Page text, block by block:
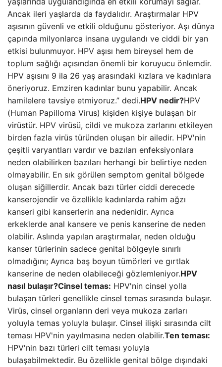
Ancak ileri yaşlarda da faydalıdır. Araştırmalar HPV
aşısının güvenli ve etkili olduğunu gösteriyor. Aşı dünya
çapında milyonlarca insana uygulandı ve ciddi bir yan
etkisi bulunmuyor. HPV aşısı hem bireysel hem de
toplum sağlığı açısından önemli bir koruyucu önlemdir.
HPV aşısını 9 ila 26 yaş arasındaki kızlara ve kadınlara
öneriyoruz. Emziren kadınlar bunu yapabilir. Ancak
hamilelere tavsiye etmiyoruz.” dedi.HPV nedir?HPV
(Human Papilloma Virus) kişiden kişiye bulaşan bir
virüstür. HPV virüsü, cildi ve mukoza zarlarını etkileyen
birden fazla virüs türünden oluşan bir ailedir. HPV'nin
çeşitli varyantları vardır ve bazıları enfeksiyonlara
neden olabilirken bazıları herhangi bir belirtiye neden
olmayabilir. En sık görülen semptom genital bölgede
oluşan siğillerdir. Ancak bazı türler ciddi derecede
kanserojendir ve özellikle kadınlarda rahim ağzı
kanseri gibi kanserlerin ana nedenidir. Ayrıca
erkeklerde anal kansere ve penis kanserine de neden
olabilir. Aslında yapılan araştırmalar, neden olduğu
kanser türlerinin sadece genital bölgeyle sınırlı
olmadığını; Ayrıca baş boyun tümörleri ve gırtlak
kanserine de neden olabileceği gözlemleniyor.HPV
nasıl bulaşır?Cinsel temas: HPV'nin cinsel yolla
bulaşan türleri genellikle cinsel temas sırasında bulaşır.
Virüs, cinsel organların deri veya mukoza zarları
yoluyla temas yoluyla bulaşır. Cinsel ilişki sırasında cilt
teması HPV'nin yayılmasına neden olabilir.Ten teması:
HPV'nin bazı türleri cilt teması yoluyla
bulaşabilmektedir. Bu özellikle genital bölge dışındaki